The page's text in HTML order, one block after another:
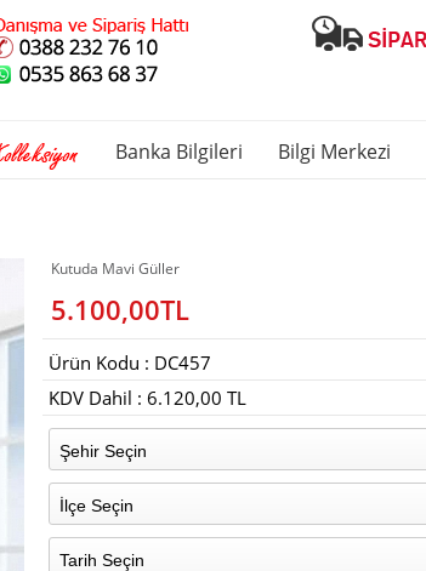
Banka Bilgileri Bilgi Merkezi
Kutuda Mavi Güller
5.100,00TL
Ürün Kodu : DC457
KDV Dahil : 6.120,00 TL
Şehir Seçin
İlçe Seçin
Tarih Seçin